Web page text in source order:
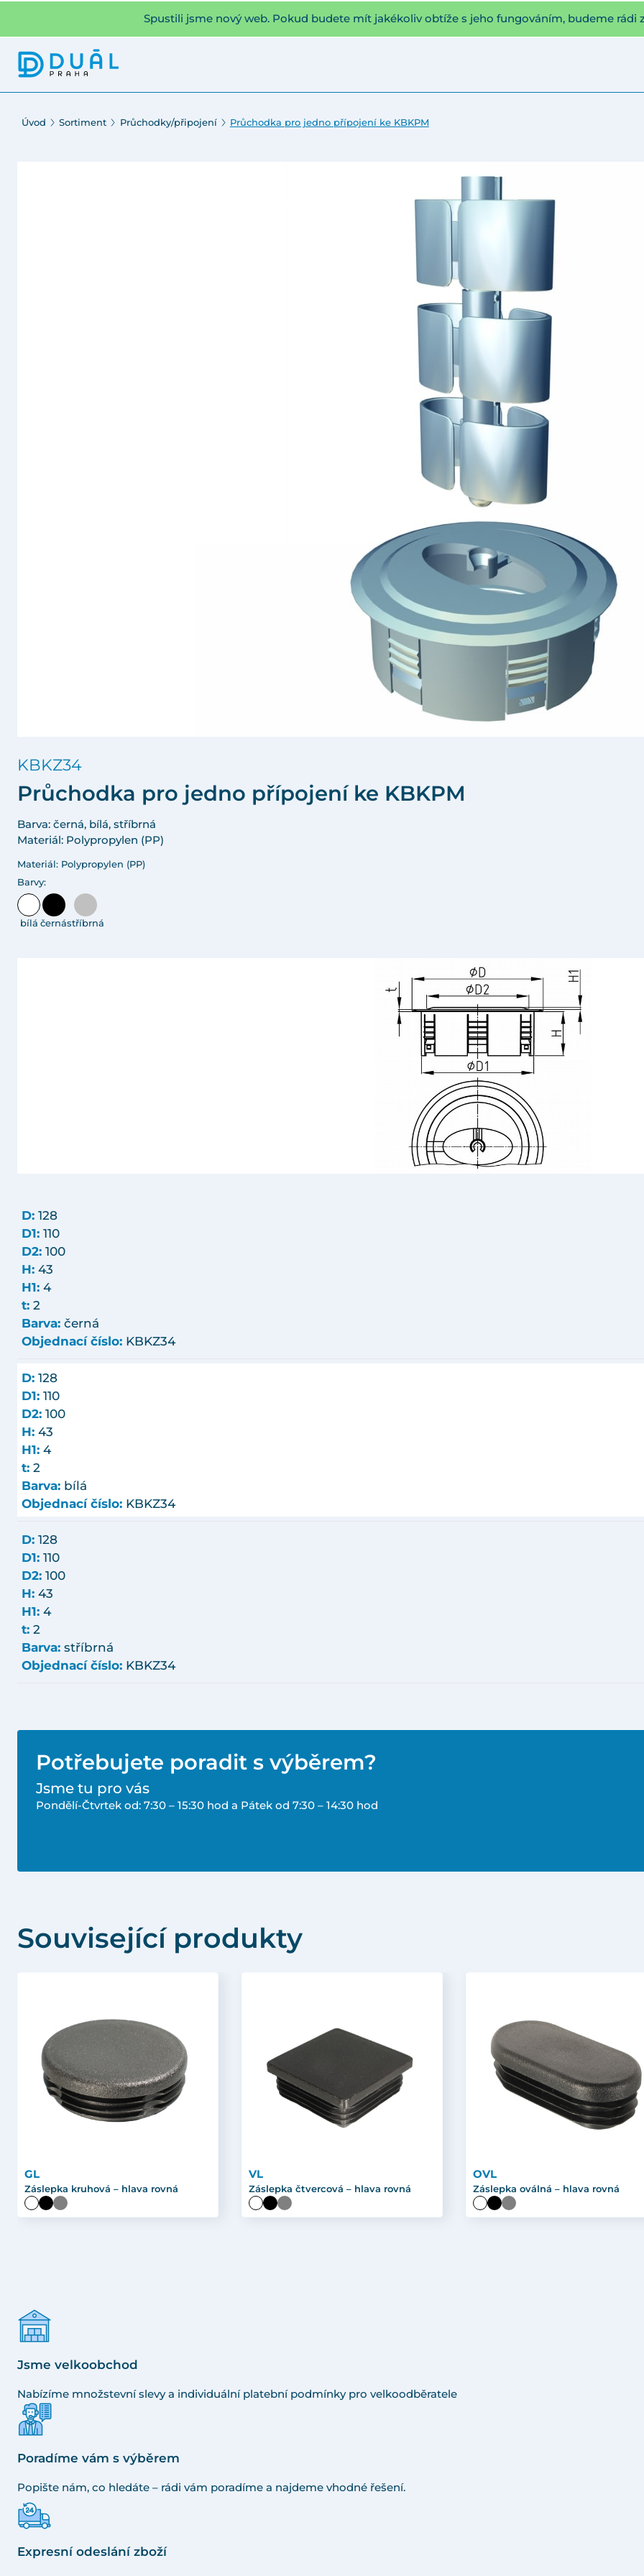
Spustili jsme nový web. Pokud budete mít jakékoliv obtíže s jeho fungováním, budeme rádi
Úvod Sortiment Průchodky/připojení Průchodka pro jedno přípojení ke KBKPM
KBKZ34
Průchodka pro jedno přípojení ke KBKPM
Barva: černá, bílá, stříbrná
Materiál: Polypropylen (PP)
Materiál: Polypropylen (PP)
Barvy:
bílá černástříbrná
D: 128
D1: 110
D2: 100
H: 43
H1: 4
t: 2
Barva: černá
Objednací číslo: KBKZ34
D: 128
D1: 110
D2: 100
H: 43
H1: 4
t: 2
Barva: bílá
Objednací číslo: KBKZ34
D: 128
D1: 110
D2: 100
H: 43
H1: 4
t: 2
Barva: stříbrná
Objednací číslo: KBKZ34
Potřebujete poradit s výběrem?
Jsme tu pro vás
Pondělí-Čtvrtek od: 7:30 – 15:30 hod a Pátek od 7:30 – 14:30 hod
Související produkty
GL
Záslepka kruhová – hlava rovná
VL
Záslepka čtvercová – hlava rovná
OVL
Záslepka oválná – hlava rovná
Jsme velkoobchod
Nabízíme množstevní slevy a individuální platební podmínky pro velkoodběratele
Poradíme vám s výběrem
Popište nám, co hledáte – rádi vám poradíme a najdeme vhodné řešení.
Expresní odeslání zboží